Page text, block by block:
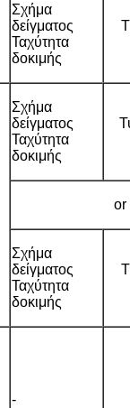
Σχήμα
δείγματος
Ταχύτητα
δοκιμής
Σχήμα
δείγματος
Ταχύτητα
δοκιμής
or
Σχήμα
δείγματος
Ταχύτητα
δοκιμής
-